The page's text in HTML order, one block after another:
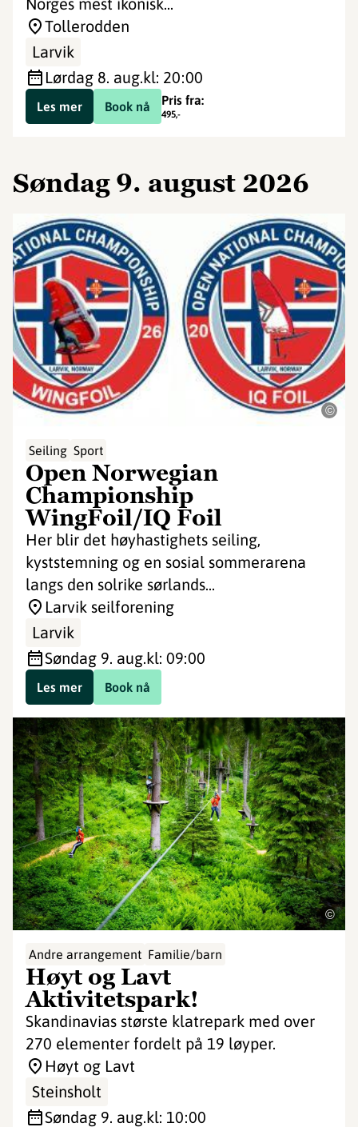
Tollerodden
Larvik
lørdag 8. aug.kl: 20:00
Book nå Pris fra:
495,-
Les mer
søndag 9. august 2026
©
Seiling Sport
Open Norwegian
Championship
WingFoil/IQ Foil
Her blir det høyhastighets seiling,
kyststemning og en sosial sommerarena
langs den solrike sørlands...
Larvik seilforening
Larvik
søndag 9. aug.kl: 09:00
Book nå
Les mer
©
Andre arrangement Familie/barn
Høyt og Lavt
Aktivitetspark!
Skandinavias største klatrepark med over
270 elementer fordelt på 19 løyper.
Høyt og Lavt
Steinsholt
søndag 9. aug.kl: 10:00